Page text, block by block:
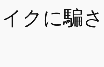
クに騙